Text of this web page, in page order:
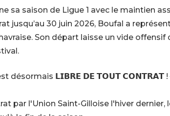
sa saison de Ligue 1 avec le maintien
jusqu’au 30 juin 2026, Boufal a
Son départ laisse un vide offensif
désormais 𝗟𝗜𝗕𝗥𝗘 𝗗𝗘 𝗧𝗢𝗨𝗧 𝗖𝗢𝗡𝗧𝗥𝗔𝗧
par l'Union Saint-Gilloise l'hiver